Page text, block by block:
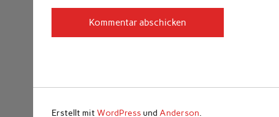
Erstellt mitWordPress und Anderson